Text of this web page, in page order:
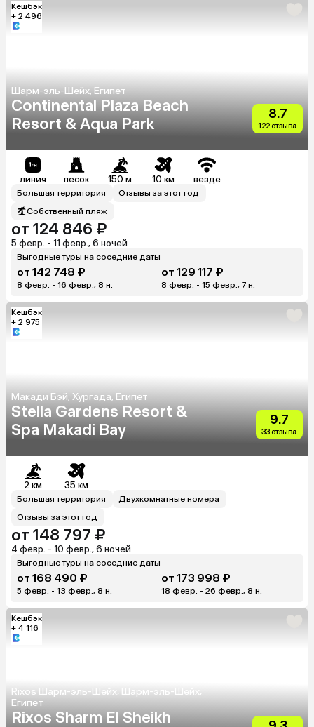
Кешбэк
+ 2 496
Шарм-эль-Шейх, Египет
Continental Plaza Beach
Resort & Aqua Park
8.7
122 отзыва
линия песок 150 м 10 км везде
Большая территория
Отзывы за этот год
Собственный пляж
от 124 846 ₽
5 февр. - 11 февр., 6 ночей
Выгодные туры на соседние даты
от 142 748 ₽
8 февр. - 16 февр., 8 н.
от 129 117 ₽
8 февр. - 15 февр., 7 н.
Кешбэк
+ 2 975
Макади Бэй, Хургада, Египет
Stella Gardens Resort &
Spa Makadi Bay
9.7
33 отзыва
2 км 35 км
Большая территория
Двухкомнатные номера
Отзывы за этот год
от 148 797 ₽
4 февр. - 10 февр., 6 ночей
Выгодные туры на соседние даты
от 168 490 ₽
5 февр. - 13 февр., 8 н.
от 173 998 ₽
18 февр. - 26 февр., 8 н.
Кешбэк
+ 4 116
Rixos Шарм-эль-Шейх, Шарм-эль-Шейх,
Египет
Rixos Sharm El Sheikh